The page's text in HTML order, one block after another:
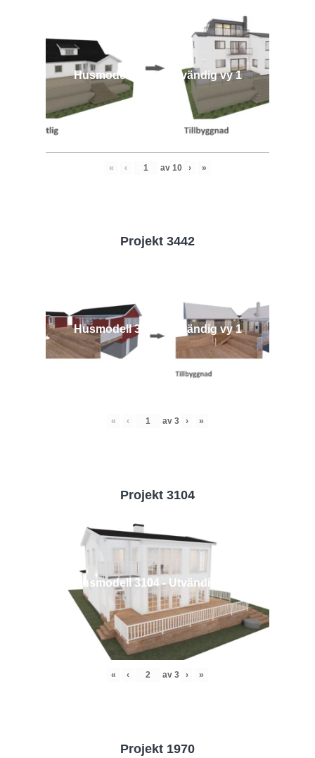
Husmodell 1042 - Utvändig vy 1
« ‹ av 10 › »
Projekt 3442
Husmodell 3442 - Utvändig vy 1
« ‹ av 3 › »
Projekt 3104
Husmodell 3104 - Utvändig vy 2
« ‹ av 3 › »
Projekt 1970